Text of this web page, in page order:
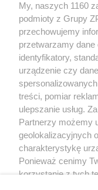
Żaden utwór
rozpowszechniany lub
tym także elektroniczny
eksploatacji w
bez pisemnej zgody
wykorzystanie utworów w
bez właściwej zgody,
prawnie.
My, naszych 1160
podmioty z Grupy
przechowujemy
przetwarzamy dane
identyfikatory,
urządzenie czy
treści, pomiar
ulepszanie usług.
Partnerzy możemy
geolokalizacyjnych
charakterystykę
Ponieważ cenimy
korzystanie z tych